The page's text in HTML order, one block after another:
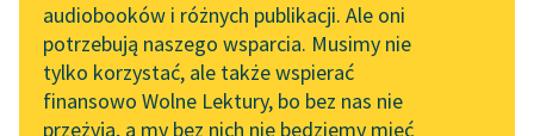
Byliśmy częścią AI Impact
Lab
Zapraszamy na spotkanie
online z tłumaczkami
Przewodnik dla piszących i
czytających
audiobooków i różnych publikacji. Ale oni
potrzebują naszego wsparcia. Musimy nie
tylko korzystać, ale także wspierać
finansowo Wolne Lektury, bo bez nas nie
przeżyją, a my bez nich nie będziemy mieć
Katarynka
W sercu mecenasa,
tego wyrozumiałego,